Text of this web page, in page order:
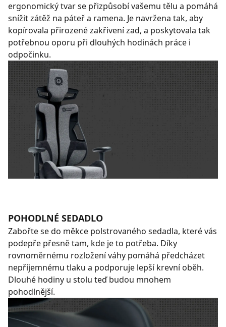
ergonomický tvar se přizpůsobí vašemu tělu a pomáhá
snížit zátěž na páteř a ramena. Je navržena tak, aby
kopírovala přirozené zakřivení zad, a poskytovala tak
potřebnou oporu při dlouhých hodinách práce i
odpočinku.
POHODLNÉ SEDADLO
Zabořte se do měkce polstrovaného sedadla, které vás
podepře přesně tam, kde je to potřeba. Díky
rovnoměrnému rozložení váhy pomáhá předcházet
nepříjemnému tlaku a podporuje lepší krevní oběh.
Dlouhé hodiny u stolu teď budou mnohem
pohodlnější.